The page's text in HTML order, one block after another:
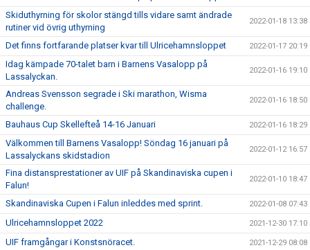
Skiduthyrning för skolor stängd tills vidare samt ändrade
rutiner vid övrig uthyrning
2022-01-18 13:38
Det finns fortfarande platser kvar till Ulricehamnsloppet 2022-01-17 20:19
Idag kämpade 70-talet barn i Barnens Vasalopp på
Lassalyckan.
2022-01-16 19:10
Andreas Svensson segrade i Ski marathon, Wisma
challenge.
2022-01-16 18:50
Bauhaus Cup Skellefteå 14-16 Januari 2022-01-16 18:29
Välkommen till Barnens Vasalopp! Söndag 16 januari på
Lassalyckans skidstadion
2022-01-12 16:57
Fina distansprestationer av UIF på Skandinaviska cupen i
Falun!
2022-01-10 18:47
Skandinaviska Cupen i Falun inleddes med sprint. 2022-01-08 07:43
Ulricehamnsloppet 2022 2021-12-30 17:10
UIF framgångar i Konstsnöracet. 2021-12-29 08:08